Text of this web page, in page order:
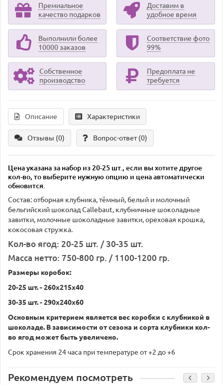
Премиальное
качество подарков
Доставим в
удобное время
Выполнили более
10000 заказов
Соответствие фото
99%
Собственное
производство
Предоплата не
требуется
Описание Характеристики
Отзывы (0) Вопрос-ответ(0)
Цена указана за набор из 20-25 шт., если вы хотите другое
кол-во, то выберите нужную опцию и цена автоматически
обновится.
Состав: отборная клубника, тёмный, белый и молочный
бельгийский шоколад Callebaut, клубничные шоколадные
завитки, молочные шоколадные завитки, ореховая крошка,
кокосовая стружка.
Кол-во ягод: 20-25 шт. / 30-35 шт.
Масса нетто: 750-800 гр. / 1100-1200 гр.
Размеры коробок:
20-25 шт. - 260х215х40
30-35 шт. - 290х240х60
Основным критерием является вес коробки с клубникой в
шоколаде. В зависимости от сезона и сорта клубники кол-
во ягод может быть увеличено.
Срок хранения 24 часа при температуре от +2 до +6
Рекомендуем посмотреть